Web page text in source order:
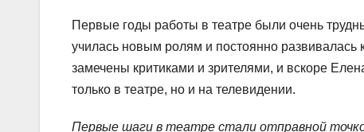
Первые годы работы в театре были очень
училась новым ролям и постоянно развивалась
замечены критиками и зрителями, и вскоре
только в театре, но и на телевидении.
Первые шаги в театре стали отправной